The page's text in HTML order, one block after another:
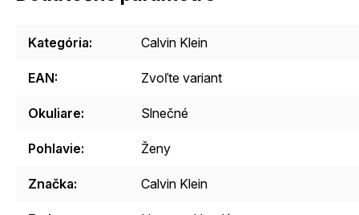
Kategória: Calvin Klein
EAN: Zvoľte variant
Okuliare: Slnečné
Pohlavie: Ženy
Značka: Calvin Klein